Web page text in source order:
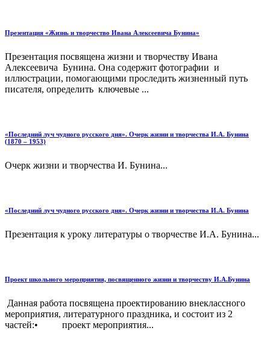
Презентация «Жизнь и творчество Ивана Алексеевича Бунина»
Презентация посвящена жизни и творчеству Ивана
Алексеевича Бунина. Она содержит фотографии и
иллюстрации, помогающими проследить жизненный путь
писателя, определить ключевые ...
«Последний луч чудного русского дня». Очерк жизни и творчества И.А. Бунина
(1870 – 1953)
Очерк жизни и творчества И. Бунина...
«Последний луч чудного русского дня». Очерк жизни и творчества И.А. Бунина
Презентация к уроку литературы о творчестве И.А. Бунина...
Проект школьного мероприятия, посвященного жизни и творчеству И.А.Бунина
Данная работа посвящена проектированию внеклассного
мероприятия, литературного праздника, и состоит из 2
частей:• проект мероприятия...